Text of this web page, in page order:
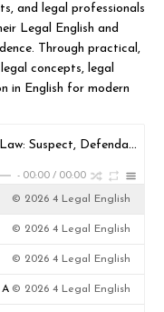
and legal professionals
Legal English and
Through practical,
concepts, legal
in English for modern
Legal English for Criminal Law: Suspect, Defendant, Charge, and Conviction
- 00:00 / 00:00
© 2026 4 Legal English
© 2026 4 Legal English
© 2026 4 Legal English
A © 2026 4 Legal English